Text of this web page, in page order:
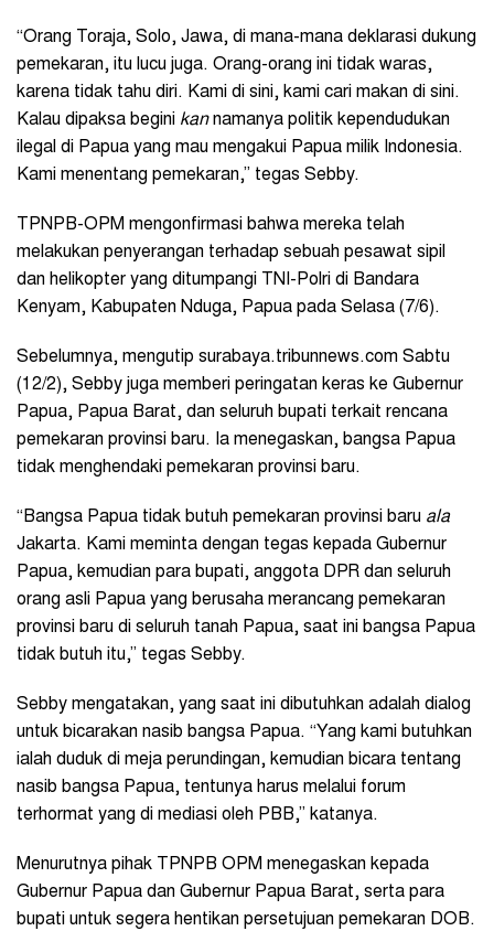
“Orang Toraja, Solo, Jawa, di mana-mana deklarasi dukung
pemekaran, itu lucu juga. Orang-orang ini tidak waras,
karena tidak tahu diri. Kami di sini, kami cari makan di sini.
Kalau dipaksa begini kannamanya politik kependudukan
ilegal di Papua yang mau mengakui Papua milik Indonesia.
Kami menentang pemekaran,” tegas Sebby.
TPNPB-OPM mengonfirmasi bahwa mereka telah
melakukan penyerangan terhadap sebuah pesawat sipil
dan helikopter yang ditumpangi TNI-Polri di Bandara
Kenyam, Kabupaten Nduga, Papua pada Selasa (7/6).
Sebelumnya, mengutip surabaya.tribunnews.com Sabtu
(12/2), Sebby juga memberi peringatan keras ke Gubernur
Papua, Papua Barat, dan seluruh bupati terkait rencana
pemekaran provinsi baru. Ia menegaskan, bangsa Papua
tidak menghendaki pemekaran provinsi baru.
“Bangsa Papua tidak butuh pemekaran provinsi baru ala
Jakarta. Kami meminta dengan tegas kepada Gubernur
Papua, kemudian para bupati, anggota DPR dan seluruh
orang asli Papua yang berusaha merancang pemekaran
provinsi baru di seluruh tanah Papua, saat ini bangsa Papua
tidak butuh itu,” tegas Sebby.
Sebby mengatakan, yang saat ini dibutuhkan adalah dialog
untuk bicarakan nasib bangsa Papua. “Yang kami butuhkan
ialah duduk di meja perundingan, kemudian bicara tentang
nasib bangsa Papua, tentunya harus melalui forum
terhormat yang di mediasi oleh PBB,” katanya.
Menurutnya pihak TPNPB OPM menegaskan kepada
Gubernur Papua dan Gubernur Papua Barat, serta para
bupati untuk segera hentikan persetujuan pemekaran DOB.